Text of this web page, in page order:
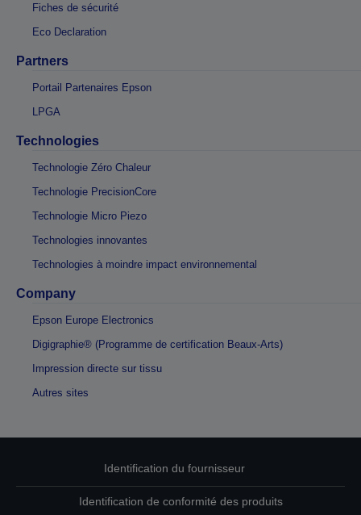
Fiches de sécurité
Eco Declaration
Partners
Portail Partenaires Epson
LPGA
Technologies
Technologie Zéro Chaleur
Technologie PrecisionCore
Technologie Micro Piezo
Technologies innovantes
Technologies à moindre impact environnemental
Company
Epson Europe Electronics
Digigraphie® (Programme de certification Beaux-Arts)
Impression directe sur tissu
Autres sites
Identification du fournisseur
Identification de conformité des produits